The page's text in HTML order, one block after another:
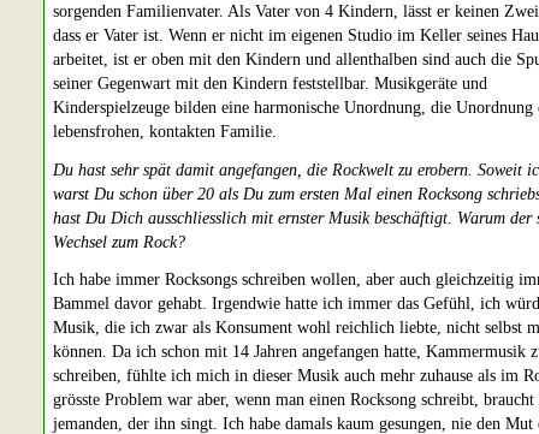
sorgenden Familienvater. Als Vater von 4 Kindern, lässt er keinen
dass er Vater ist. Wenn er nicht im eigenen Studio im Keller seines
arbeitet, ist er oben mit den Kindern und allenthalben sind auch die
seiner Gegenwart mit den Kindern feststellbar. Musikgeräte und
Kinderspielzeuge bilden eine harmonische Unordnung, die Unordnung
lebensfrohen, kontakten Familie.
Du hast sehr spät damit angefangen, die Rockwelt zu erobern. Soweit
warst Du schon über 20 als Du zum ersten Mal einen Rocksong
hast Du Dich ausschliesslich mit ernster Musik beschäftigt. Warum der
Wechsel zum Rock?
Ich habe immer Rocksongs schreiben wollen, aber auch gleichzeitig
Bammel davor gehabt. Irgendwie hatte ich immer das Gefühl, ich
Musik, die ich zwar als Konsument wohl reichlich liebte, nicht selbst
können. Da ich schon mit 14 Jahren angefangen hatte, Kammermusik
schreiben, fühlte ich mich in dieser Musik auch mehr zuhause als im
grösste Problem war aber, wenn man einen Rocksong schreibt, braucht
jemanden, der ihn singt. Ich habe damals kaum gesungen, nie den Mut